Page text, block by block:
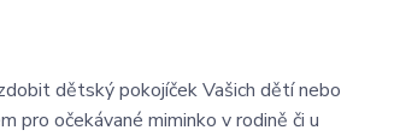
dětský pokojíček Vašich dětí nebo
pro očekávané miminko v rodině či u